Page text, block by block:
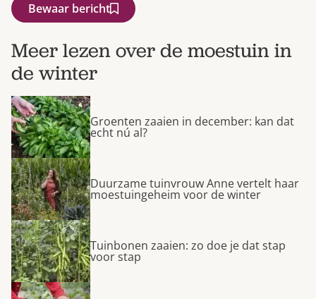
Bewaar bericht
Meer lezen over de moestuin in
de winter
Groenten zaaien in december: kan dat
echt nú al?
Duurzame tuinvrouw Anne vertelt haar
moestuingeheim voor de winter
Tuinbonen zaaien: zo doe je dat stap
voor stap